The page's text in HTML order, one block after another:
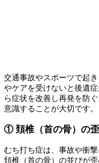
交通事故やスポーツで起
やケアを受けないと後遺
ら症状を改善し再発を防
意識することが大切です。
① 頚椎（首の骨）の
むち打ち症は、事故や衝
頚椎（首の骨）の並びが